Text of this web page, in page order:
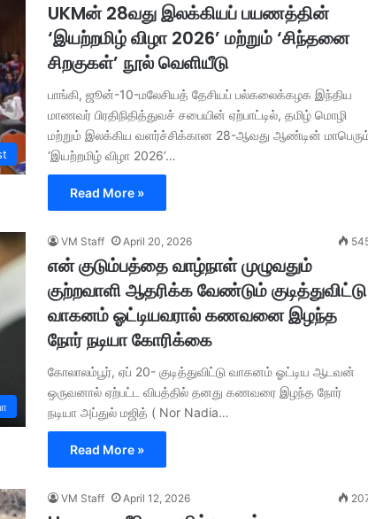
UKMன் 28வது இலக்கியப் பயணத்தின்
‘இயற்றமிழ் விழா 2026’ மற்றும் ‘சிந்தனை
சிறகுகள்’ நூல் வெளியீடு
பாங்கி, ஜூன்-10-மலேசியத் தேசியப் பல்கலைக்கழக இந்திய
மாணவர் பிரதிநிதித்துவச் சபையின் ஏற்பாட்டில், தமிழ் மொழி
மற்றும் இலக்கிய வளர்ச்சிக்கான 28-ஆவது ஆண்டின்
‘இயற்றமிழ் விழா 2026’…
Read More »
VM Staff April 20, 2026
என் குடும்பத்தை வாழ்நாள் முழுவதும்
குற்றவாளி ஆதரிக்க வேண்டும் குடித்துவிட்டு
வாகனம் ஓட்டியவரால் கணவனை இழந்த
நோர் நடியா கோரிக்கை
கோலாலம்பூர், ஏப் 20- குடித்துவிட்டு வாகனம் ஓட்டிய ஆடவன்
ஒருவனால் ஏற்பட்ட விபத்தில் தனது கணவரை இழந்த நோர்
நடியா அப்துல் மஜித் ( Nor Nadia…
Read More »
VM Staff April 12, 2026